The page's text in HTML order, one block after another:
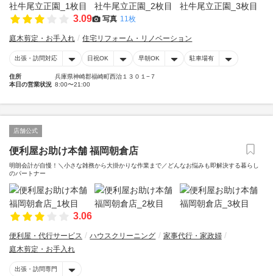
3.09 写真 11枚
庭木剪定・お手入れ 住宅リフォーム・リノベーション
出張・訪問対応 日祝OK 早朝OK 駐車場有
住所
兵庫県神崎郡福崎町西治１３０１−７
本日の営業状況 8:00〜21:00
店舗公式
便利屋お助け本舗 福岡朝倉店
明朗会計が自慢！＼小さな雑務から大掛かりな作業まで／どんなお悩みも即解決する暮らし
のパートナー
3.06
便利屋・代行サービス ハウスクリーニング
家事代行・家政婦
庭木剪定・お手入れ
出張・訪問専門